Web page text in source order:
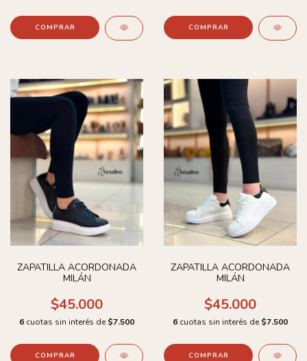
COMPRAR COMPRAR
ZAPATILLA ACORDONADA
MILÁN
$45.000
6 cuotas sin interés de $7.500
COMPRAR
ZAPATILLA ACORDONADA
MILÁN
$45.000
6 cuotas sin interés de $7.500
COMPRAR